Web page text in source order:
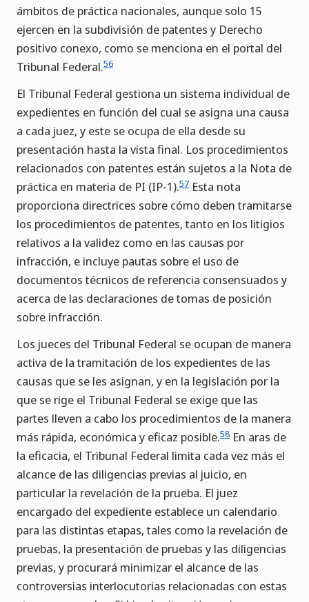
ámbitos de práctica nacionales, aunque solo 15
ejercen en la subdivisión de patentes y Derecho
positivo conexo, como se menciona en el portal del
Tribunal Federal.56
El Tribunal Federal gestiona un sistema individual de
expedientes en función del cual se asigna una causa
a cada juez, y este se ocupa de ella desde su
presentación hasta la vista final. Los procedimientos
relacionados con patentes están sujetos a la Nota de
práctica en materia de PI (IP-1).57 Esta nota
proporciona directrices sobre cómo deben tramitarse
los procedimientos de patentes, tanto en los litigios
relativos a la validez como en las causas por
infracción, e incluye pautas sobre el uso de
documentos técnicos de referencia consensuados y
acerca de las declaraciones de tomas de posición
sobre infracción.
Los jueces del Tribunal Federal se ocupan de manera
activa de la tramitación de los expedientes de las
causas que se les asignan, y en la legislación por la
que se rige el Tribunal Federal se exige que las
partes lleven a cabo los procedimientos de la manera
más rápida, económica y eficaz posible.58 En aras de
la eficacia, el Tribunal Federal limita cada vez más el
alcance de las diligencias previas al juicio, en
particular la revelación de la prueba. El juez
encargado del expediente establece un calendario
para las distintas etapas, tales como la revelación de
pruebas, la presentación de pruebas y las diligencias
previas, y procurará minimizar el alcance de las
controversias interlocutorias relacionadas con estas